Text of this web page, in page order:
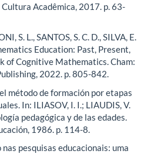
Cultura Acadêmica, 2017. p. 63-
S. L., SANTOS, S. C. D., SILVA, E.
Education: Past, Present,
of Cognitive Mathematics. Cham:
2022. p. 805-842.
método de formación por etapas
In: ILIASOV, I. I.; LIAUDIS, V.
pedagógica y de las edades.
1986. p. 114-8.
nas pesquisas educacionais: uma